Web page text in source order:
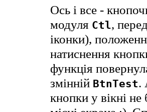
Ось і все -
модуля Ctl,
іконки),
натиснення
функція
змінній BtnTest.
кнопки у вікні